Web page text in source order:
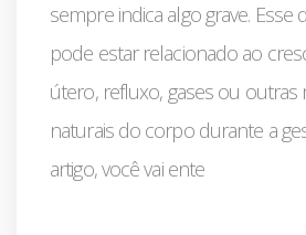
sempre indica algo grave.
pode estar relacionado ao
útero, refluxo, gases ou outras
naturais do corpo durante a
artigo, você vai ente